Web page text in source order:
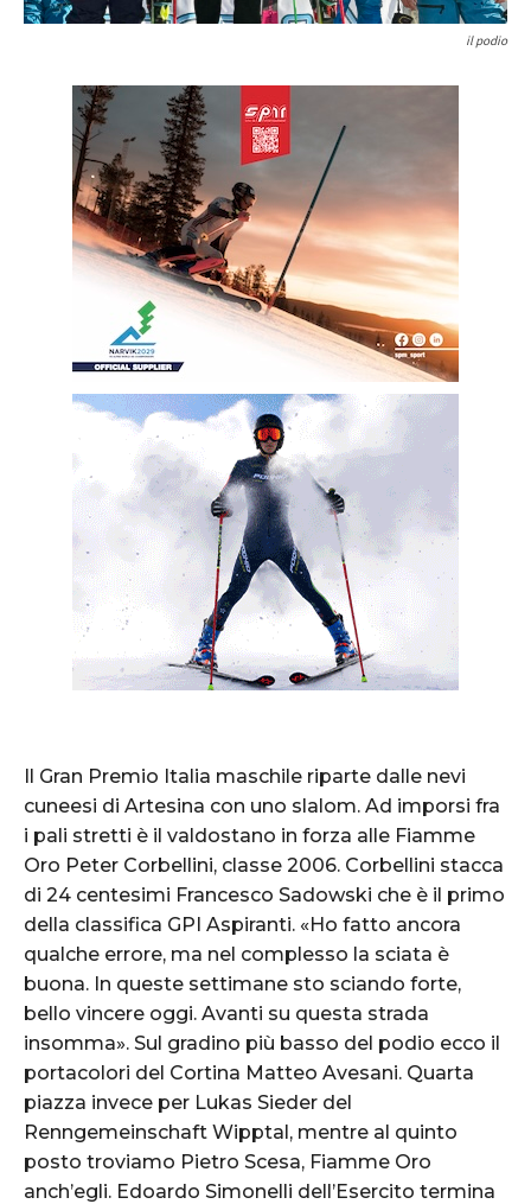
il podio
Il Gran Premio Italia maschile riparte dalle nevi
cuneesi di Artesina con uno slalom. Ad imporsi fra
i pali stretti è il valdostano in forza alle Fiamme
Oro Peter Corbellini, classe 2006. Corbellini stacca
di 24 centesimi Francesco Sadowski che è il primo
della classifica GPI Aspiranti. «Ho fatto ancora
qualche errore, ma nel complesso la sciata è
buona. In queste settimane sto sciando forte,
bello vincere oggi. Avanti su questa strada
insomma». Sul gradino più basso del podio ecco il
portacolori del Cortina Matteo Avesani. Quarta
piazza invece per Lukas Sieder del
Renngemeinschaft Wipptal, mentre al quinto
posto troviamo Pietro Scesa, Fiamme Oro
anch’egli. Edoardo Simonelli dell’Esercito termina